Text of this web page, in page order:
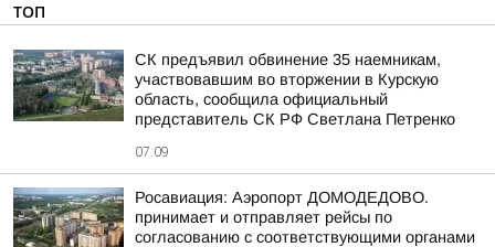
ТОП
СК предъявил обвинение 35 наемникам,
участвовавшим во вторжении в Курскую
область, сообщила официальный
представитель СК РФ Светлана Петренко
07:09
Росавиация: Аэропорт ДОМОДЕДОВО.
принимает и отправляет рейсы по
согласованию с соответствующими органами